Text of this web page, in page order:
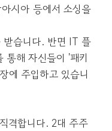
시아 등에서 소싱을
받습니다. 반면 IT 플
해 자신들이 '패키
에 주입하고 있습니
격합니다. 2대 주주